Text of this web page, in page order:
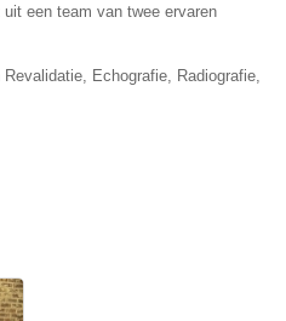
een team van twee ervaren
Echografie, Radiografie,